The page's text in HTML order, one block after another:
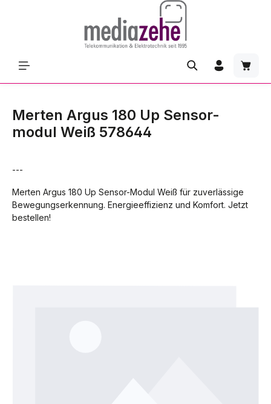
Merten Argus 180 Up Sensor-
modul Weiß 578644
---
Merten Argus 180 Up Sensor-Modul Weiß für zuverlässige
Bewegungserkennung. Energieeffizienz und Komfort. Jetzt
bestellen!